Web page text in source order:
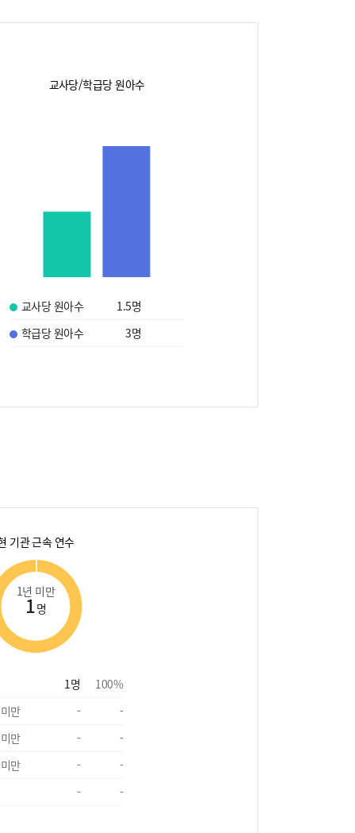
교사당/학급당 원아수
교사당 원아수 1.5명
학급당 원아수
3명
기관 근속 연수
1년 미만
1명
1 명 100%
만
-
-
만
-
-
만
-
-
-
-